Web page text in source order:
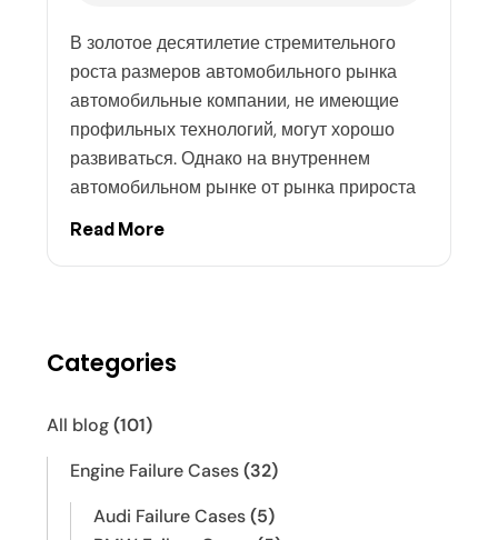
В золотое десятилетие стремительного
роста размеров автомобильного рынка
автомобильные компании, не имеющие
профильных технологий, могут хорошо
развиваться. Однако на внутреннем
автомобильном рынке от рынка прироста
Read More
Categories
All blog(101)
Engine Failure Cases(32)
Audi Failure Cases(5)